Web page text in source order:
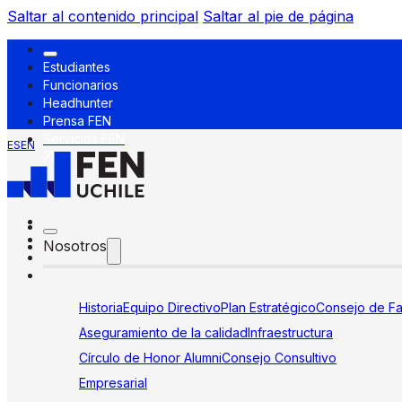
Saltar al contenido principal Saltar al pie de página
Estudiantes
Funcionarios
Headhunter
Prensa FEN
ESEN
Nosotros
HistoriaEquipo DirectivoPlan EstratégicoConsejo de
Aseguramiento de la calidadInfraestructura
Círculo de Honor AlumniConsejo Consultivo
Empresarial